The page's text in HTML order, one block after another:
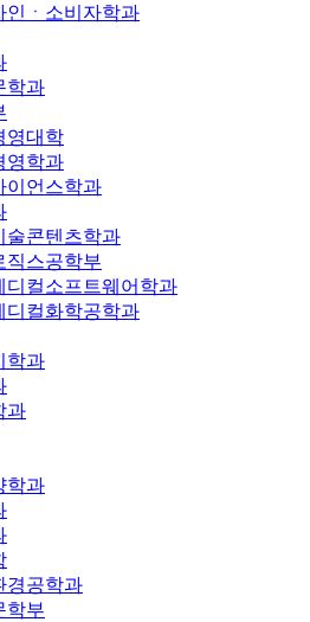
인ㆍ소비자학과
학과
영대학
영학과
이언스학과
술콘텐츠학과
직스공학부
디컬소프트웨어학과
디컬화학공학과
학과
과
학과
경공학과
학부